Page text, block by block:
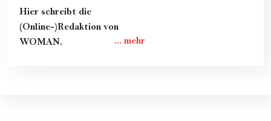
Hier schreibt die
(Online-)Redaktion von
WOMAN.